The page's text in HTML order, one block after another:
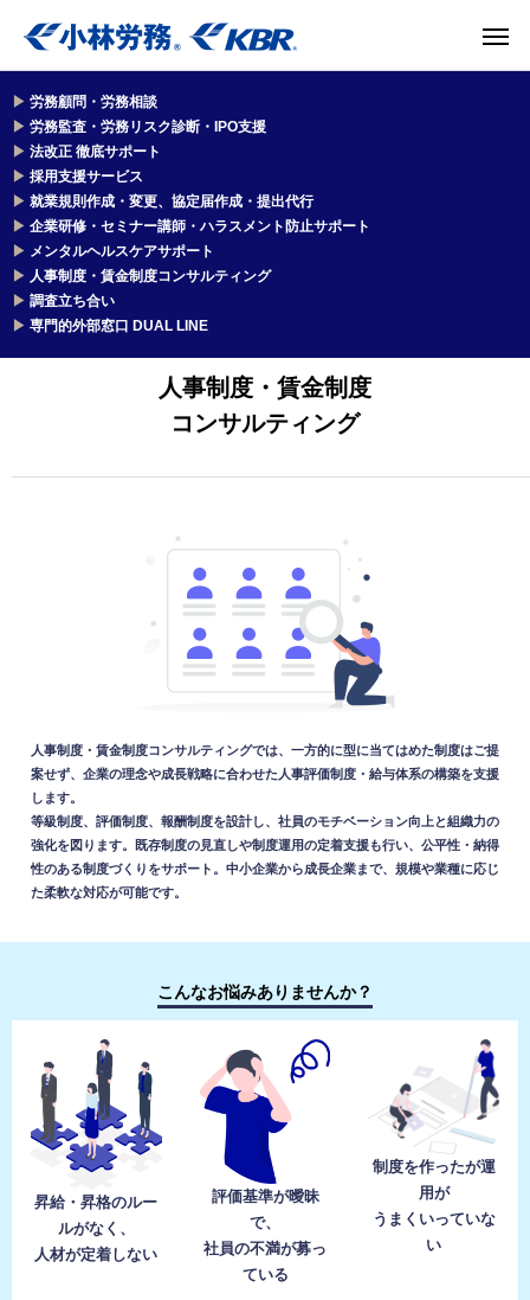
▶ 労務顧問・労務相談
▶ 労務監査・労務リスク診断・IPO支援
▶ 法改正 徹底サポート
▶ 採用支援サービス
▶ 就業規則作成・変更、協定届作成・提出代行
▶ 企業研修・セミナー講師・ハラスメント防止サポート
▶ メンタルヘルスケアサポート
▶ 人事制度・賃金制度コンサルティング
▶ 調査立ち合い
▶ 専門的外部窓口 DUAL LINE
人事制度・賃金制度
コンサルティング
人事制度・賃金制度コンサルティングでは、一方的に型に当てはめた制度はご提
案せず、企業の理念や成長戦略に合わせた人事評価制度・給与体系の構築を支援
します。
等級制度、評価制度、報酬制度を設計し、社員のモチベーション向上と組織力の
強化を図ります。既存制度の見直しや制度運用の定着支援も行い、公平性・納得
性のある制度づくりをサポート。中小企業から成長企業まで、規模や業種に応じ
た柔軟な対応が可能です。
こんなお悩みありませんか？
昇給・昇格のルー
ルがなく、
人材が定着しない
評価基準が曖昧
で、
社員の不満が募っ
ている
制度を作ったが運
用が
うまくいっていな
い